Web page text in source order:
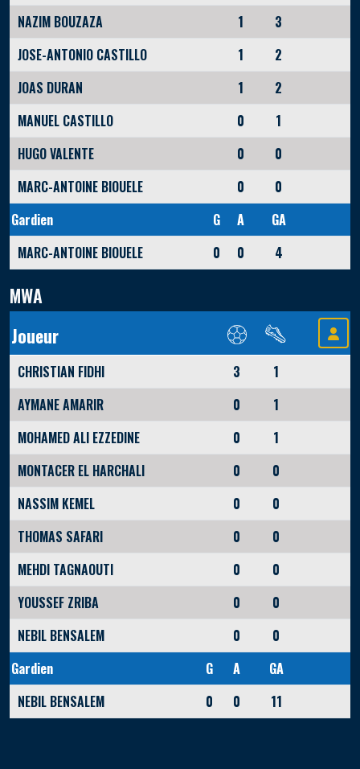
NAZIM BOUZAZA
1
3
JOSE-ANTONIO CASTILLO
1
2
JOAS DURAN
1
2
MANUEL CASTILLO
0
1
HUGO VALENTE
0
0
MARC-ANTOINE BIOUELE
0
0
Gardien
G A
GA
MARC-ANTOINE BIOUELE
0 0 4
MWA
Joueur
CHRISTIAN FIDHI 3
1
AYMANE AMARIR
0
1
MOHAMED ALI EZZEDINE
0
1
MONTACER EL HARCHALI
0
0
NASSIM KEMEL
0
0
THOMAS SAFARI
0
0
MEHDI TAGNAOUTI
0
0
YOUSSEF ZRIBA
0
0
NEBIL BENSALEM
0
0
Gardien
G A
GA
NEBIL BENSALEM
0 0 11